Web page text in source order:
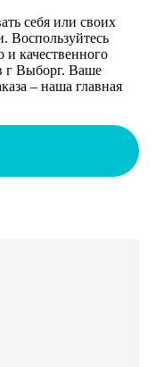
себя или своих
Воспользуйтесь
качественного
г Выборг. Ваше
– наша главная